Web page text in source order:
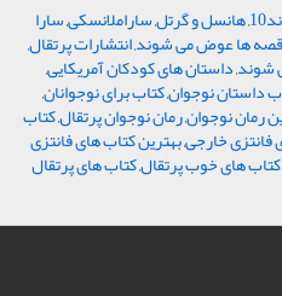
,هانسل و گرتل,ساراملانسکی,سارا
قصه ها عوض می شوند,انتشارات پرتقال,
شوند,داستان های کودکان آمریکایی,
داستان نوجوان,کتاب برای نوجوانان,
رمان نوجوان,رمان نوجوان پرتقال,کتاب
فانتزی خارجی,بهترین کتاب های فانتزی
کتاب های خوب پرتقال,کتاب های پرتقال